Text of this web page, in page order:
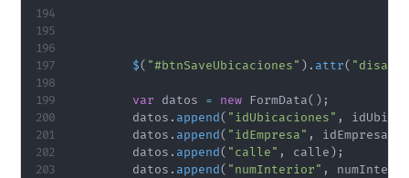
$( "#btnSaveUbicaciones" ) . attr(
var datos = new FormData( ) ;
        datos
. append( "idUbicaciones" ,
        datos
. append( "idEmpresa" , idEmpresa
        datos
. append( "calle" , calle ) ;
        datos
. append( "numInterior" ,